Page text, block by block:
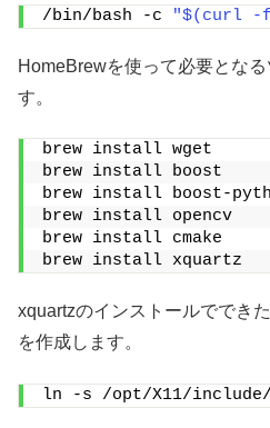
/bin/bash -c "$(curl -
HomeBrewを使って必要とな
す。
brew install wget
brew install boost
brew install boost-
brew install opencv
brew install cmake
brew install xquartz
xquartzのインストールででき
を作成します。
ln -s /opt/X11/